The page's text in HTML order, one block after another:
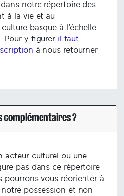
notre répertoire des
à la vie et au
basque à l’échelle
Pour y figurer il faut
à nous retourner
complémentaires ?
acteur culturel ou une
pas dans ce répertoire
pourrons vous réorienter à
possession et non